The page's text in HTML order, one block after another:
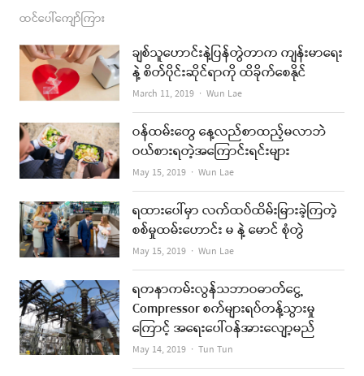
ထင်ပေါ်ကျော်ကြား
ချစ်သူဟောင်းနဲ့ပြန်တွဲတာက ကျန်းမာရေး
နဲ့ စိတ်ပိုင်းဆိုင်ရာကို ထိခိုက်စေနိုင်
March 11, 2019 Author
Wun Lae
ဝန်ထမ်းတွေ နေ့လည်စာထည့်မလာဘဲ
ဝယ်စားရတဲ့အကြောင်းရင်းများ
May 15, 2019 Author
Wun Lae
ရထားပေါ်မှာ လက်ထပ်ထိမ်းမြားခဲ့ကြတဲ့
စစ်မှုထမ်းဟောင်း မ နဲ့ မောင် စုံတွဲ
May 15, 2019 Author
Wun Lae
ရတနာကမ်းလွန်သဘာဝဓာတ်ငွေ့
Compressor စက်များရပ်တန့်သွားမှု
ကြောင့် အရေးပေါ်ဝန်အားလျော့မည်
May 14, 2019 Author
Tun Tun